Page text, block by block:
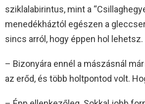
sziklalabirintus, mint a
menedékháztól egészen a
sincs arról, hogy éppen hol lehetsz.
– Bizonyára ennél a mászásnál
az erőd, és több holtpontod volt.